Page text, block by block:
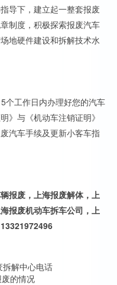
导下，建立起一整套报废
制度，积极探索报废汽车
地硬件建设和拆解技术水
个工作日内办理好您的汽车
》与《机动车注销证明》
汽车手续及更新小客车指
报废，上海报废解体，上
报废机动车拆车公司，上
拆解中心电话
废的情况